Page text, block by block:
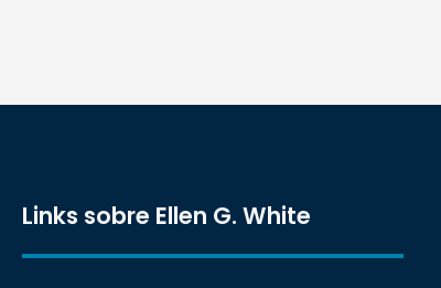
Links sobre Ellen G. White